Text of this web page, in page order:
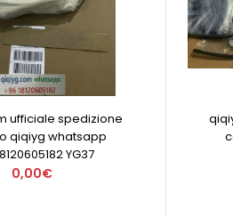
ufficiale spedizione
qiqiyg whatsapp
YG37
0,00€